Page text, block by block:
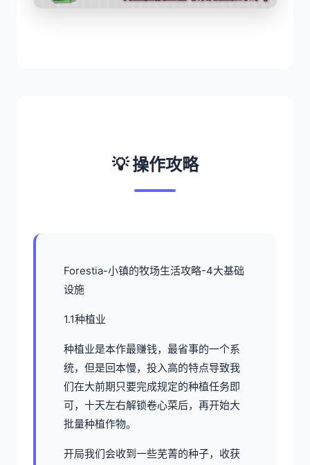
💡 操作攻略
Forestia-小镇的牧场生活攻略-4大基础
设施
1.1种植业
种植业是本作最赚钱，最省事的一个系
统，但是回本慢，投入高的特点导致我
们在大前期只要完成规定的种植任务即
可，十天左右解锁卷心菜后，再开始大
批量种植作物。
开局我们会收到一些芜菁的种子，收获